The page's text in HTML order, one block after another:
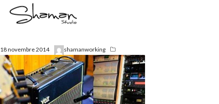
18 novembre 2014 shamanworking